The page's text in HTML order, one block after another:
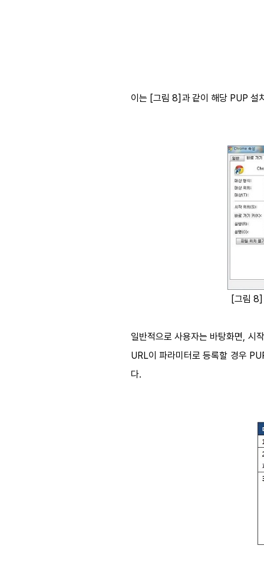
이는 [그림 8]과 같이 해당 PUP 설
[그림 8]
일반적으로 사용자는 바탕화면, 시
URL이 파라미터로 등록할 경우
다.